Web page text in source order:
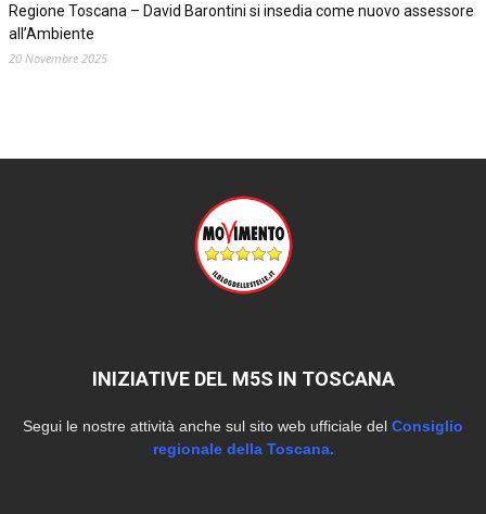
Regione Toscana – David Barontini si insedia come nuovo assessore
all’Ambiente
20 Novembre 2025
INIZIATIVE DEL M5S IN TOSCANA
Segui le nostre attività anche sul sito web ufficiale del Consiglio
regionale della Toscana.